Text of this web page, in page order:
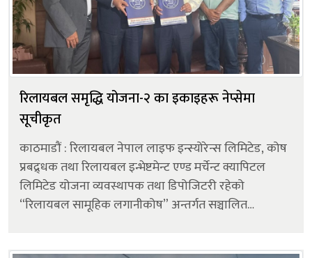
रिलायबल समृद्धि योजना-२ का इकाइहरू नेप्सेमा
सूचीकृत
काठमाडौं : रिलायबल नेपाल लाइफ इन्स्योरेन्स लिमिटेड, कोष
प्रबद्र्धक तथा रिलायबल इन्भेष्टमेन्ट एण्ड मर्चेन्ट क्यापिटल
लिमिटेड योजना व्यवस्थापक तथा डिपोजिटरी रहेको
“रिलायबल सामूहिक लगानीकोष” अन्तर्गत सञ्चालित